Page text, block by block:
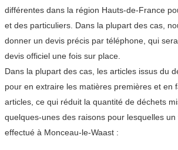
différentes dans la région Hauts-de-France
et des particuliers. Dans la plupart des cas,
donner un devis précis par téléphone, qui
devis officiel une fois sur place.
Dans la plupart des cas, les articles issus du
pour en extraire les matières premières et en
articles, ce qui réduit la quantité de déchets
quelques-unes des raisons pour lesquelles
effectué à Monceau-le-Waast :